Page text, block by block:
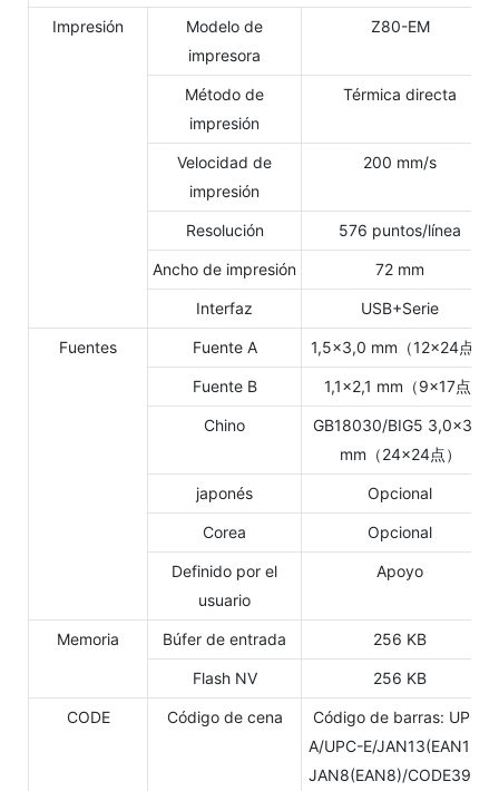
Impresión
Modelo de
impresora
Z80-EM
Método de
impresión
Térmica directa
Velocidad de
impresión
200 mm/s
Resolución 576 puntos/línea
Ancho de impresión 72 mm
Interfaz USB+Serie
Fuentes Fuente A 1,5×3,0 mm（12×24点）
Fuente B 1,1×2,1 mm（9×17点)
Chino
GB18030/BIG5 3,0×3,0
mm（24×24点）
japonés Opcional
Corea Opcional
Definido por el
usuario
Apoyo
Memoria Búfer de entrada 256 KB
Flash NV 256 KB
CODE Código de cena
Código de barras: UPC-
A/UPC-E/JAN13(EAN13)/
JAN8(EAN8)/CODE39/IT